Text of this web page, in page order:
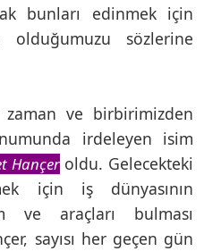
bunları edinmek için
sözlerine
ve birbirimizden
irdeleyen isim
Hançeroldu. Gelecekteki
için iş dünyasının
ve araçları bulması
sayısı her geçen gün